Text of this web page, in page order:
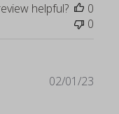
helpful?
0
0
02/01/23